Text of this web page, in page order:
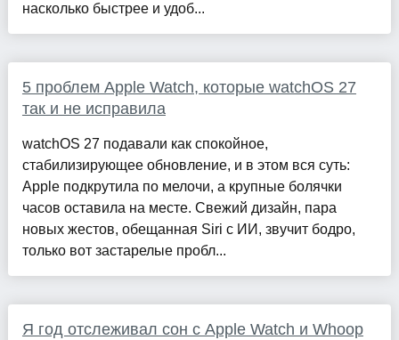
насколько быстрее и удоб...
5 проблем Apple Watch, которые watchOS 27
так и не исправила
watchOS 27 подавали как спокойное,
стабилизирующее обновление, и в этом вся суть:
Apple подкрутила по мелочи, а крупные болячки
часов оставила на месте. Свежий дизайн, пара
новых жестов, обещанная Siri с ИИ, звучит бодро,
только вот застарелые пробл...
Я год отслеживал сон с Apple Watch и Whoop